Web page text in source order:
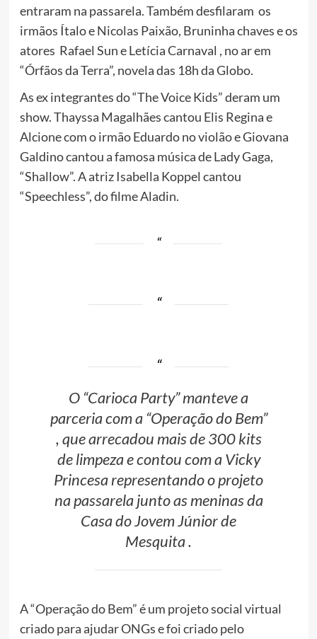
entraram na passarela. Também desfilaram os
irmãos Ítalo e Nicolas Paixão, Bruninha chaves e os
atores Rafael Sun e Letícia Carnaval , no ar em
“Órfãos da Terra”, novela das 18h da Globo.
As ex integrantes do “The Voice Kids” deram um
show. Thayssa Magalhães cantou Elis Regina e
Alcione com o irmão Eduardo no violão e Giovana
Galdino cantou a famosa música de Lady Gaga,
“Shallow”. A atriz Isabella Koppel cantou
“Speechless”, do filme Aladin.
O “Carioca Party” manteve a
parceria com a “Operação do Bem”
, que arrecadou mais de 300 kits
de limpeza e contou com a Vicky
Princesa representando o projeto
na passarela junto as meninas da
Casa do Jovem Júnior de
Mesquita .
A “Operação do Bem” é um projeto social virtual
criado para ajudar ONGs e foi criado pelo